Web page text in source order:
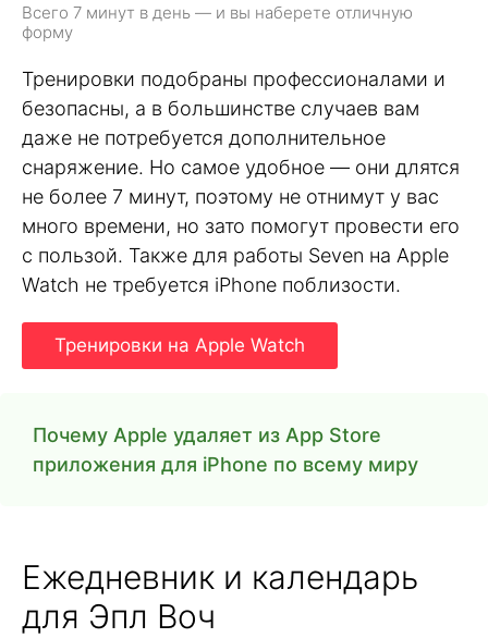
Всего 7 минут в день — и вы наберете отличную
форму
Тренировки подобраны профессионалами и
безопасны, а в большинстве случаев вам
даже не потребуется дополнительное
снаряжение. Но самое удобное — они длятся
не более 7 минут, поэтому не отнимут у вас
много времени, но зато помогут провести его
с пользой. Также для работы Seven на Apple
Watch не требуется iPhone поблизости.
Тренировки на Apple Watch
Почему Apple удаляет из App Store
приложения для iPhone по всему миру
Ежедневник и календарь
для Эпл Воч